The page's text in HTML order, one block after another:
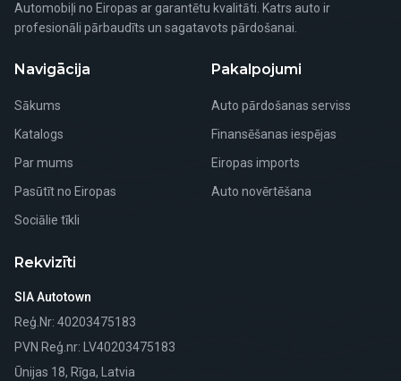
Automobiļi no Eiropas ar garantētu kvalitāti. Katrs auto ir
profesionāli pārbaudīts un sagatavots pārdošanai.
Navigācija
Sākums
Katalogs
Par mums
Pasūtīt no Eiropas
Sociālie tīkli
Pakalpojumi
Auto pārdošanas serviss
Finansēšanas iespējas
Eiropas imports
Auto novērtēšana
Rekvizīti
SIA Autotown
Reģ.Nr: 40203475183
PVN Reģ.nr: LV40203475183
Ūnijas 18, Rīga, Latvia